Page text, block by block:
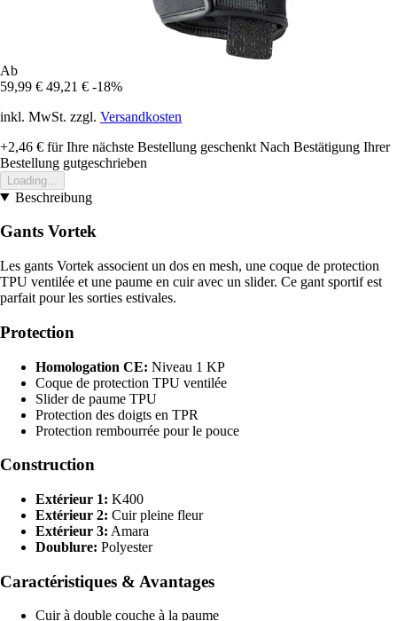
Ab
59,99 € 49,21 € -18%
inkl. MwSt. zzgl. Versandkosten
+2,46 € für Ihre nächste Bestellung geschenkt Nach Bestätigung Ihrer
Bestellung gutgeschrieben
Loading...
Beschreibung
Gants Vortek
Les gants Vortek associent un dos en mesh, une coque de protection
TPU ventilée et une paume en cuir avec un slider. Ce gant sportif est
parfait pour les sorties estivales.
Protection
Homologation CE: Niveau 1 KP
Coque de protection TPU ventilée
Slider de paume TPU
Protection des doigts en TPR
Protection rembourrée pour le pouce
Construction
Extérieur 1: K400
Extérieur 2: Cuir pleine fleur
Extérieur 3: Amara
Doublure: Polyester
Caractéristiques & Avantages
Cuir à double couche à la paume